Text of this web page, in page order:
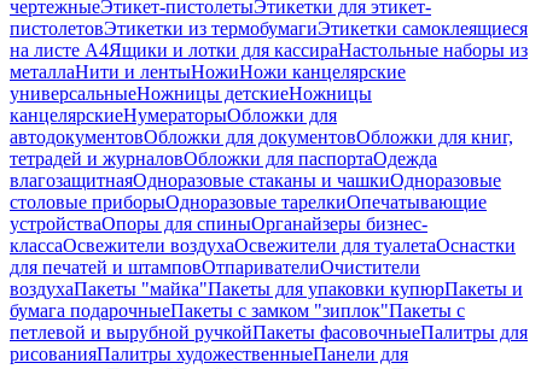
чертежныеЭтикет-пистолетыЭтикетки для этикет-
пистолетовЭтикетки из термобумагиЭтикетки самоклеящиеся
на листе А4Ящики и лотки для кассираНастольные наборы из
металлаНити и лентыНожиНожи канцелярские
универсальныеНожницы детскиеНожницы
канцелярскиеНумераторыОбложки для
автодокументовОбложки для документовОбложки для книг,
тетрадей и журналовОбложки для паспортаОдежда
влагозащитнаяОдноразовые стаканы и чашкиОдноразовые
столовые приборыОдноразовые тарелкиОпечатывающие
устройстваОпоры для спиныОрганайзеры бизнес-
классаОсвежители воздухаОсвежители для туалетаОснастки
для печатей и штамповОтпаривателиОчистители
воздухаПакеты "майка"Пакеты для упаковки купюрПакеты и
бумага подарочныеПакеты с замком "зиплок"Пакеты с
петлевой и вырубной ручкойПакеты фасовочныеПалитры для
рисованияПалитры художественныеПанели для